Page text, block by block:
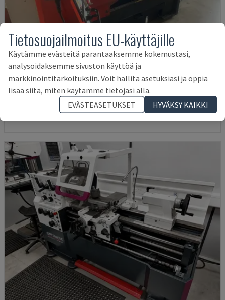
EMCOMAT 200X1000
EMCO - VAAKASUORA SORVAUSKONE
SAKSA 2001
14 000 €
Tietosuojailmoitus EU-käyttäjille
Käytämme evästeitä parantaaksemme kokemustasi,
analysoidaksemme sivuston käyttöä ja
markkinointitarkoituksiin. Voit hallita asetuksiasi ja oppia
lisää siitä, miten käytämme tietojasi alla.
EVÄSTEASETUKSET
HYVÄKSY KAIKKI